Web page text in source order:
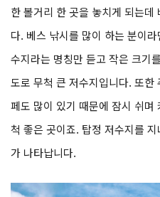
한 볼거리 한 곳을 놓치게 되는
다. 베스 낚시를 많이 하는 분이
수지라는 명칭만 듣고 작은 크기
도로 무척 큰 저수지입니다. 또
페도 많이 있기 때문에 잠시 쉬며
척 좋은 곳이죠. 탑정 저수지를
가 나타납니다.